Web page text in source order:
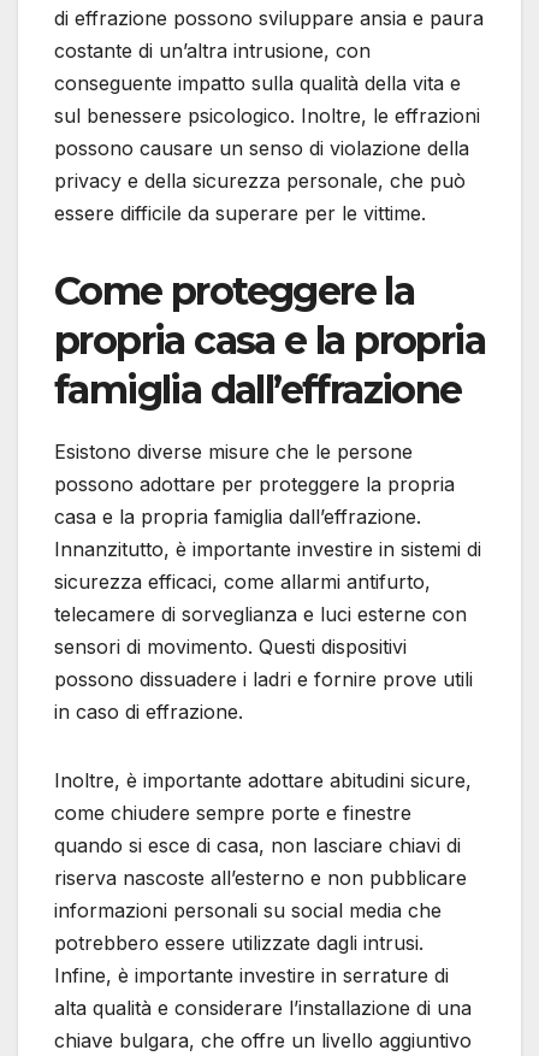
di effrazione possono sviluppare ansia e paura
costante di un’altra intrusione, con
conseguente impatto sulla qualità della vita e
sul benessere psicologico. Inoltre, le effrazioni
possono causare un senso di violazione della
privacy e della sicurezza personale, che può
essere difficile da superare per le vittime.
Come proteggere la
propria casa e la propria
famiglia dall’effrazione
Esistono diverse misure che le persone
possono adottare per proteggere la propria
casa e la propria famiglia dall’effrazione.
Innanzitutto, è importante investire in sistemi di
sicurezza efficaci, come allarmi antifurto,
telecamere di sorveglianza e luci esterne con
sensori di movimento. Questi dispositivi
possono dissuadere i ladri e fornire prove utili
in caso di effrazione.
Inoltre, è importante adottare abitudini sicure,
come chiudere sempre porte e finestre
quando si esce di casa, non lasciare chiavi di
riserva nascoste all’esterno e non pubblicare
informazioni personali su social media che
potrebbero essere utilizzate dagli intrusi.
Infine, è importante investire in serrature di
alta qualità e considerare l’installazione di una
chiave bulgara, che offre un livello aggiuntivo